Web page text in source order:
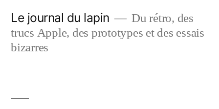
contenu
Le journal du lapin
Du rétro, des
trucs Apple, des prototypes et des essais
bizarres